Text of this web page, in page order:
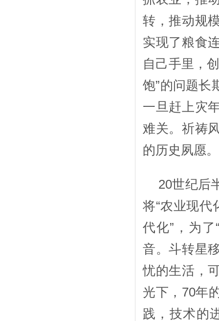
转，推动规
实现了粮食
自己手里，
饱”的问题长
一旦赶上灾
难关。祈祷
的历史夙愿
20世纪后
将“农业现代
代化”，为
音。斗转星
忧的生活，
光下，70年
践，技术的